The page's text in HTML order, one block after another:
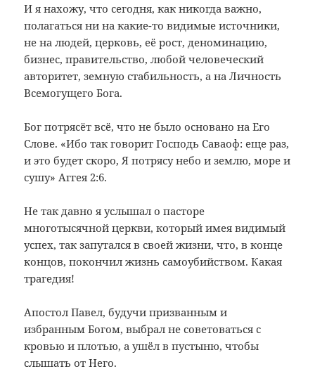
И я нахожу, что сегодня, как никогда важно,
полагаться ни на какие-то видимые источники,
не на людей, церковь, её рост, деноминацию,
бизнес, правительство, любой человеческий
авторитет, земную стабильность, а на Личность
Всемогущего Бога.
Бог потрясёт всё, что не было основано на Его
Слове. «Ибо так говорит Господь Саваоф: еще раз,
и это будет скоро, Я потрясу небо и землю, море и
сушу» Аггея 2:6.
Не так давно я услышал о пасторе
многотысячной церкви, который имея видимый
успех, так запутался в своей жизни, что, в конце
концов, покончил жизнь самоубийством. Какая
трагедия!
Апостол Павел, будучи призванным и
избранным Богом, выбрал не советоваться с
кровью и плотью, а ушёл в пустыню, чтобы
слышать от Него.